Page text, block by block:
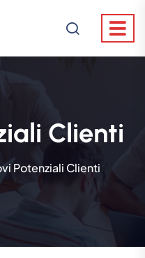
Clienti
Potenziali Clienti